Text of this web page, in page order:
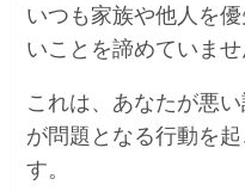
いつも家族や他人を
いことを諦めていませ
これは、あなたが悪
が問題となる行動を
す。